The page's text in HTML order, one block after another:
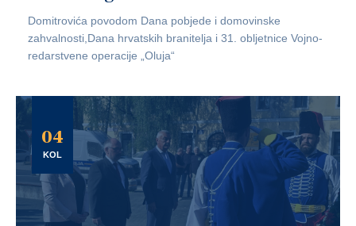
Domitrovića povodom Dana pobjede i domovinske
zahvalnosti,Dana hrvatskih branitelja i 31. obljetnice Vojno-
redarstvene operacije „Oluja“
04
KOL